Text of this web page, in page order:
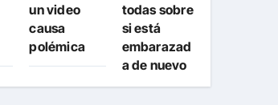
un video
causa
polémica
todas sobre
si está
embarazad
a de nuevo